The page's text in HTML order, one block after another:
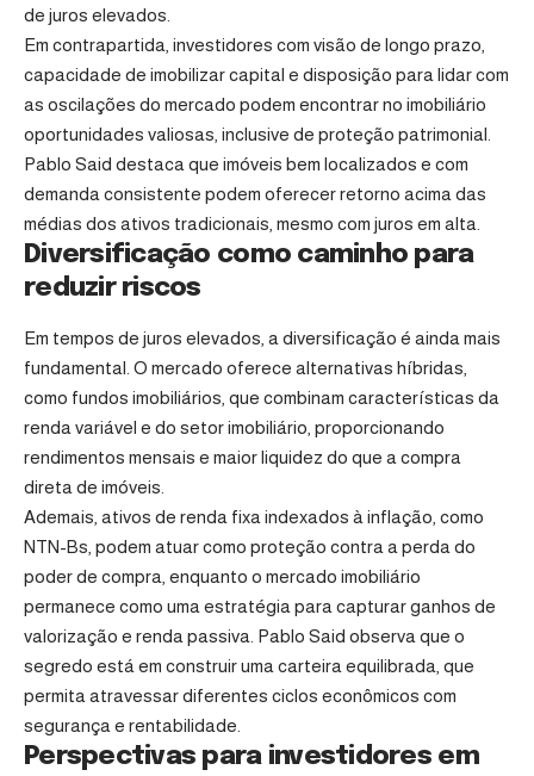
de juros elevados.
Em contrapartida, investidores com visão de longo prazo,
capacidade de imobilizar capital e disposição para lidar com
as oscilações do mercado podem encontrar no imobiliário
oportunidades valiosas, inclusive de proteção patrimonial.
Pablo Said destaca que imóveis bem localizados e com
demanda consistente podem oferecer retorno acima das
médias dos ativos tradicionais, mesmo com juros em alta.
Diversificação como caminho para
reduzir riscos
Em tempos de juros elevados, a diversificação é ainda mais
fundamental. O mercado oferece alternativas híbridas,
como fundos imobiliários, que combinam características da
renda variável e do setor imobiliário, proporcionando
rendimentos mensais e maior liquidez do que a compra
direta de imóveis.
Ademais, ativos de renda fixa indexados à inflação, como
NTN-Bs, podem atuar como proteção contra a perda do
poder de compra, enquanto o mercado imobiliário
permanece como uma estratégia para capturar ganhos de
valorização e renda passiva. Pablo Said observa que o
segredo está em construir uma carteira equilibrada, que
permita atravessar diferentes ciclos econômicos com
segurança e rentabilidade.
Perspectivas para investidores em